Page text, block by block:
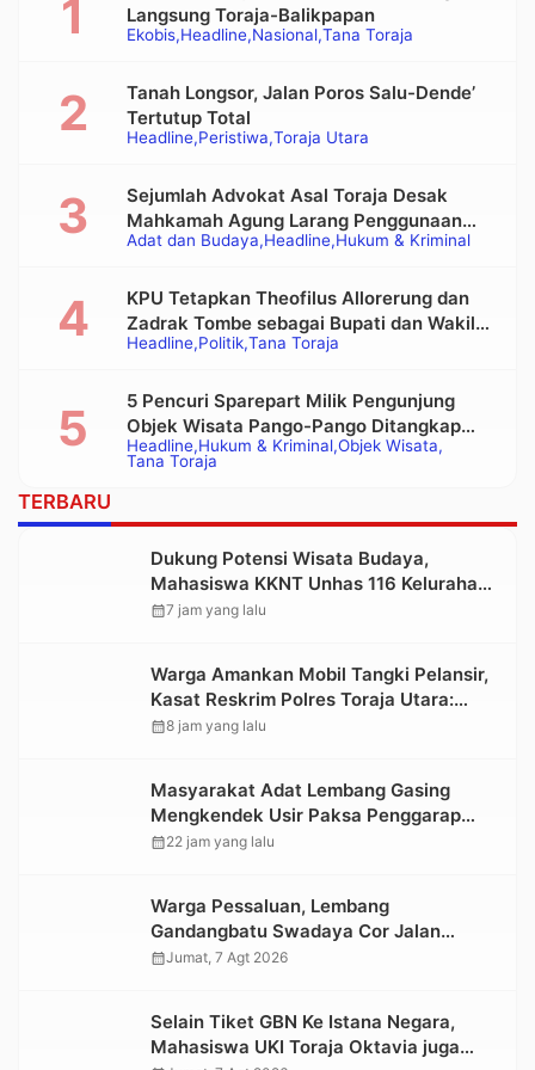
Ekobis Headline Nasional Tana Toraja
Langsung Toraja-Balikpapan
Headline Peristiwa Toraja Utara
Tanah Longsor, Jalan Poros Salu-Dende’
Tertutup Total
Adat dan Budaya Headline Hukum & Kriminal
Sejumlah Advokat Asal Toraja Desak
Mahkamah Agung Larang Penggunaan
Alat Berat pada Eksekusi Rumah Adat
Headline Politik Tana Toraja
KPU Tetapkan Theofilus Allorerung dan
Zadrak Tombe sebagai Bupati dan Wakil
Bupati Tana Toraja Terpilih
Headline Hukum & Kriminal Objek Wisata
Tana Toraja
5 Pencuri Sparepart Milik Pengunjung
Objek Wisata Pango-Pango Ditangkap
Polisi
TERBARU
Dukung Potensi Wisata Budaya,
Mahasiswa KKNT Unhas 116 Kelurahan
Nonongan Utara Pasang Papan
calendar_month7 jam yang lalu
Warga Amankan Mobil Tangki Pelansir,
Kasat Reskrim Polres Toraja Utara:
Proses Hukum Berjalan Transparan
calendar_month8 jam yang lalu
Masyarakat Adat Lembang Gasing
Mengkendek Usir Paksa Penggarap
yang Rusak Kawasan Hutan
calendar_month22 jam yang lalu
Warga Pessaluan, Lembang
Gandangbatu Swadaya Cor Jalan
Kabupaten
calendar_monthJumat, 7 Agt 2026
Selain Tiket GBN Ke Istana Negara,
Mahasiswa UKI Toraja Oktavia juga